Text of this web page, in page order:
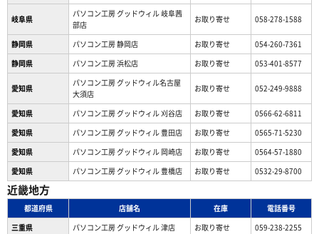
岐阜県
パソコン工房 グッドウィル 岐阜茜
部店
お取り寄せ 058-278-1588
静岡県 パソコン工房 静岡店 お取り寄せ
054-260-7361
静岡県
パソコン工房 浜松店 お取り寄せ 053-401-8577
愛知県
パソコン工房 グッドウィル名古屋
大須店
お取り寄せ 052-249-9888
愛知県 パソコン工房 グッドウィル 刈谷店 お取り寄せ
0566-62-6811
愛知県
パソコン工房 グッドウィル 豊田店 お取り寄せ
0565-71-5230
愛知県
パソコン工房 グッドウィル 岡崎店 お取り寄せ
0564-57-1880
愛知県
パソコン工房 グッドウィル 豊橋店 お取り寄せ 0532-29-8700
近畿地方
都道府県 店舗名 在庫
電話番号
三重県
パソコン工房 グッドウィル 津店 お取り寄せ 059-238-2255